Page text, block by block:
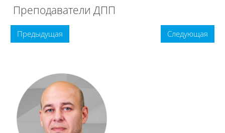
Преподаватели ДПП
Предыдущая Следующая